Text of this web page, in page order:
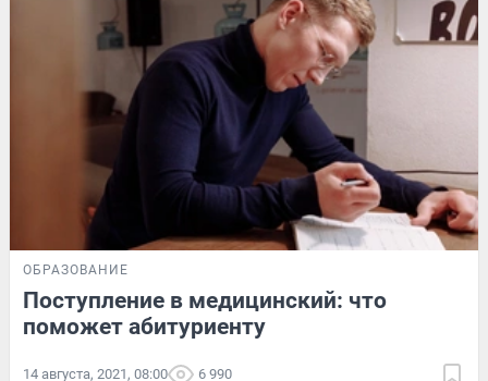
ОБРАЗОВАНИЕ
Поступление в медицинский: что
поможет абитуриенту
14 августа, 2021, 08:00 6 990